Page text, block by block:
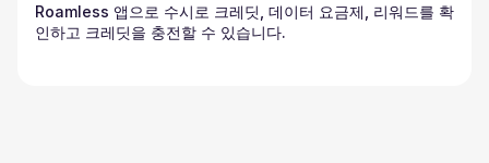
Roamless 앱으로 수시로 크레딧, 데이터 요금제, 리워드를 확
인하고 크레딧을 충전할 수 있습니다.